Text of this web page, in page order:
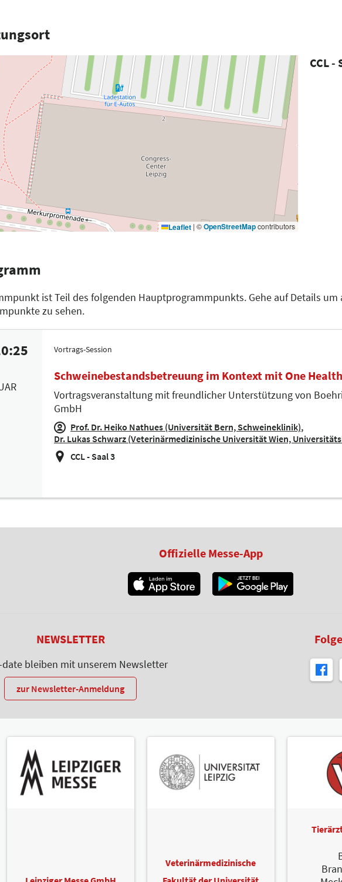
Leaflet | ©OpenStreetMapcontributors
CCL -
ist Teil des folgenden Hauptprogrammpunkts. Gehe auf Details um
zu sehen.
Vortrags-Session
Schweinebestandsbetreuung im Kontext mit One Health
Vortragsveranstaltung mit freundlicher Unterstützung von
GmbH
Prof. Dr. Heiko Nathues (Universität Bern, Schweineklinik)
Dr. Lukas Schwarz (Veterinärmedizinische Universität Wien,
CCL - Saal 3
Offizielle Messe-App
NEWSLETTER
bleiben mit unserem Newsletter
zur Newsletter-Anmeldung
Veterinärmedizinische